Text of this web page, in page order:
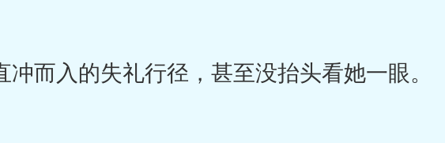
而入的失礼行径，甚至没抬头看她一眼。